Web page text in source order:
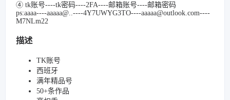
④ tk账号----tk密码----2FA----邮箱账号----邮箱密码
ps:aaaa----aaaaa@..----4Y7UWYG3TO----aaaaa@outlook.com----
M7NLm22
描述
TK账号
西班牙
满年精品号
50+条作品